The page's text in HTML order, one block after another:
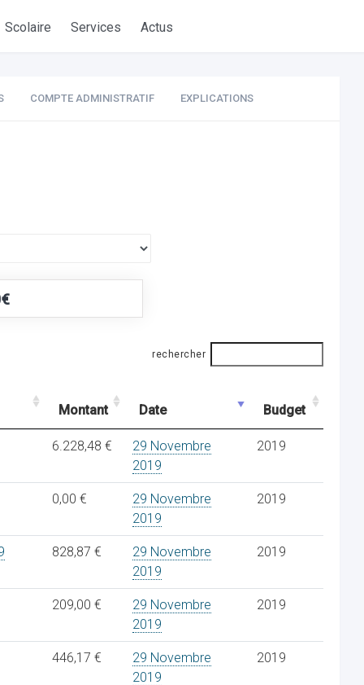
Scolaire Services Actus
COMPTE ADMINISTRATIF EXPLICATIONS
rechercher
Montant Date Budget
6.228,48 €
29 Novembre
2019
2019
0,00 €
29 Novembre
2019
2019
828,87 €
29 Novembre
2019
2019
209,00 €
29 Novembre
2019
2019
446,17 €
29 Novembre
2019
2019